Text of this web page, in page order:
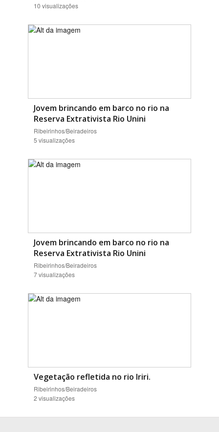
10 visualizações
Jovem brincando em barco no rio na
Reserva Extrativista Rio Unini
Ribeirinhos/Beiradeiros
5 visualizações
Jovem brincando em barco no rio na
Reserva Extrativista Rio Unini
Ribeirinhos/Beiradeiros
7 visualizações
Vegetação refletida no rio Iriri.
Ribeirinhos/Beiradeiros
2 visualizações